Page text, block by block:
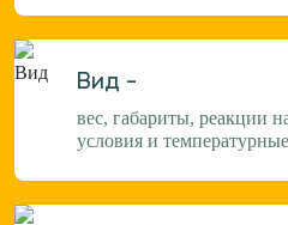
Вид -
вес, габариты, реакции
условия и